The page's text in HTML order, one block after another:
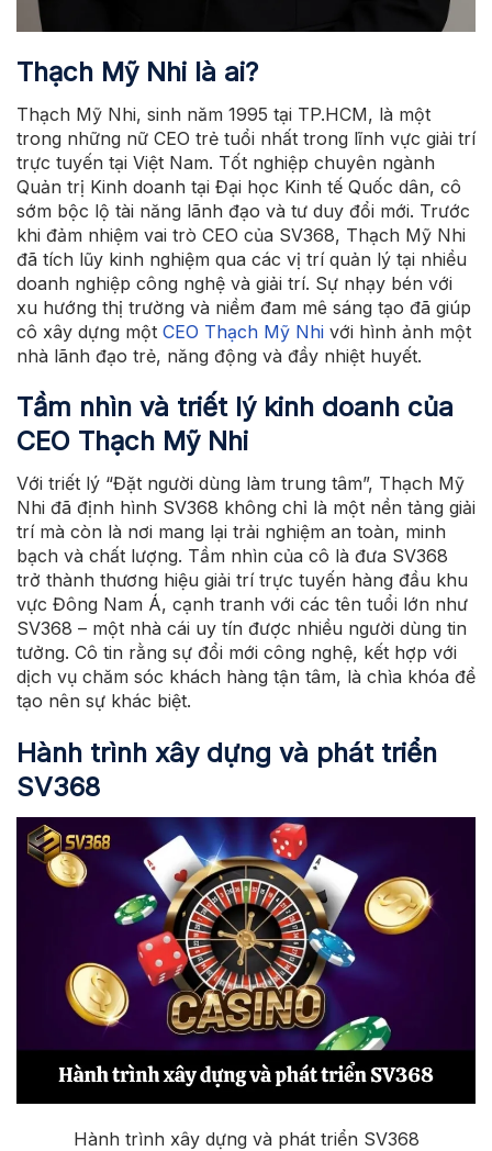
Thạch Mỹ Nhi là ai?
Thạch Mỹ Nhi, sinh năm 1995 tại TP.HCM, là một
trong những nữ CEO trẻ tuổi nhất trong lĩnh vực giải trí
trực tuyến tại Việt Nam. Tốt nghiệp chuyên ngành
Quản trị Kinh doanh tại Đại học Kinh tế Quốc dân, cô
sớm bộc lộ tài năng lãnh đạo và tư duy đổi mới. Trước
khi đảm nhiệm vai trò CEO của SV368, Thạch Mỹ Nhi
đã tích lũy kinh nghiệm qua các vị trí quản lý tại nhiều
doanh nghiệp công nghệ và giải trí. Sự nhạy bén với
xu hướng thị trường và niềm đam mê sáng tạo đã giúp
cô xây dựng một CEO Thạch Mỹ Nhi với hình ảnh một
nhà lãnh đạo trẻ, năng động và đầy nhiệt huyết.
Tầm nhìn và triết lý kinh doanh của
CEO Thạch Mỹ Nhi
Với triết lý “Đặt người dùng làm trung tâm”, Thạch Mỹ
Nhi đã định hình SV368 không chỉ là một nền tảng giải
trí mà còn là nơi mang lại trải nghiệm an toàn, minh
bạch và chất lượng. Tầm nhìn của cô là đưa SV368
trở thành thương hiệu giải trí trực tuyến hàng đầu khu
vực Đông Nam Á, cạnh tranh với các tên tuổi lớn như
SV368 – một nhà cái uy tín được nhiều người dùng tin
tưởng. Cô tin rằng sự đổi mới công nghệ, kết hợp với
dịch vụ chăm sóc khách hàng tận tâm, là chìa khóa để
tạo nên sự khác biệt.
Hành trình xây dựng và phát triển
SV368
Hành trình xây dựng và phát triển SV368